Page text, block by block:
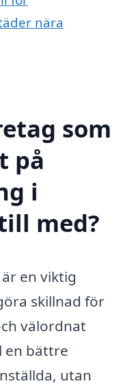
nära
som
på
i
med?
en viktig
skillnad för
välordnat
en bättre
utan